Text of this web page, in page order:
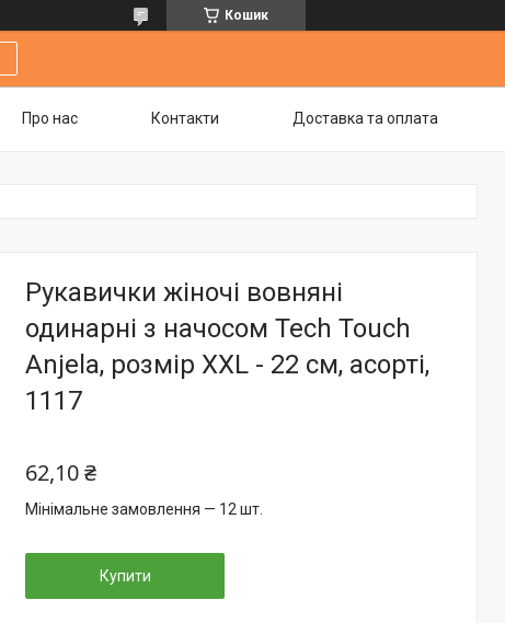
Кошик
Про нас Контакти Доставка та оплата
Рукавички жіночі вовняні
одинарні з начосом Tech Touch
Anjela, розмір XXL - 22 см, асорті,
1117
62,10 ₴
Мінімальне замовлення — 12 шт.
Купити